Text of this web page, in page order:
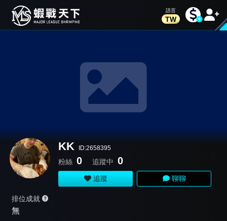
TW
KK ID:2658395
粉絲 0 追蹤中 0
追蹤 聊聊
排位成就
無